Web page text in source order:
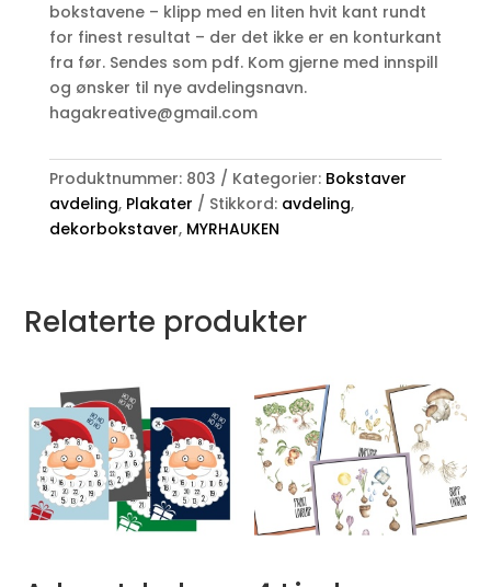
bokstavene – klipp med en liten hvit kant rundt
for finest resultat – der det ikke er en konturkant
fra før. Sendes som pdf. Kom gjerne med innspill
og ønsker til nye avdelingsnavn.
hagakreative@gmail.com
Produktnummer: 803 Kategorier: Bokstaver
avdeling, Plakater Stikkord: avdeling,
dekorbokstaver, MYRHAUKEN
Relaterte produkter